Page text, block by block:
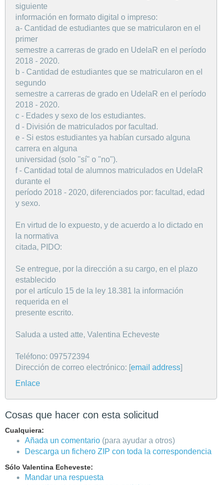
siguiente
información en formato digital o impreso:
a- Cantidad de estudiantes que se matricularon en el
primer
semestre a carreras de grado en UdelaR en el período
2018 - 2020.
b - Cantidad de estudiantes que se matricularon en el
segundo
semestre a carreras de grado en UdelaR en el período
2018 - 2020.
c - Edades y sexo de los estudiantes.
d - División de matriculados por facultad.
e - Si estos estudiantes ya habían cursado alguna
carrera en alguna
universidad (solo "sí" o "no").
f - Cantidad total de alumnos matriculados en UdelaR
durante el
período 2018 - 2020, diferenciados por: facultad, edad
y sexo.
En virtud de lo expuesto, y de acuerdo a lo dictado en
la normativa
citada, PIDO:
Se entregue, por la dirección a su cargo, en el plazo
establecido
por el artículo 15 de la ley 18.381 la información
requerida en el
presente escrito.
Saluda a usted atte, Valentina Echeveste
Teléfono: 097572394
Dirección de correo electrónico: [email address]
Enlace
Cosas que hacer con esta solicitud
Cualquiera:
Añada un comentario (para ayudar a otros)
Descarga un fichero ZIP con toda la correspondencia
Sólo Valentina Echeveste:
Mandar una respuesta